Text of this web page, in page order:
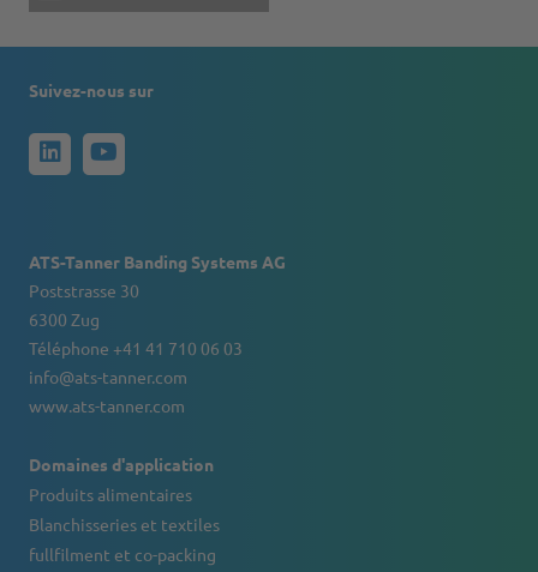
Suivez-nous sur
ATS-Tanner Banding Systems AG
Poststrasse 30
6300 Zug
Téléphone +41 41 710 06 03
info@ats-tanner.com
www.ats-tanner.com
Domaines d'application
Produits alimentaires
Blanchisseries et textiles
fullfilment et co-packing